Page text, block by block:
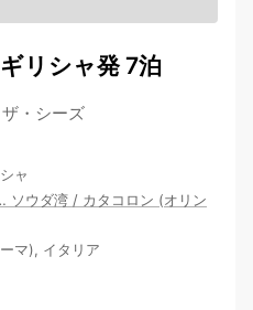
リシャ発 7泊
・シーズ
ャ
ソウダ湾 / カタコロン (オリン
マ), イタリア